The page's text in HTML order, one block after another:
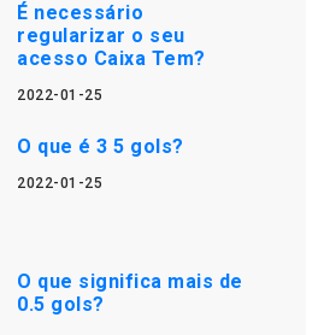
É necessário
regularizar o seu
acesso Caixa Tem?
2022-01-25
O que é 3 5 gols?
2022-01-25
O que significa mais de
0.5 gols?